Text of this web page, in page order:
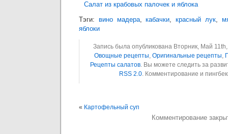
Салат из крабовых палочек и яблока
Тэги: вино мадера,кабачки, красный лук,
яблоки
Запись была опубликована Вторник, Май
Овощные рецепты, Оригинальные рецепты,
Рецепты салатов. Вы можете следить за
RSS 2.0. Комментирование и
« Картофельный суп
Комментирование